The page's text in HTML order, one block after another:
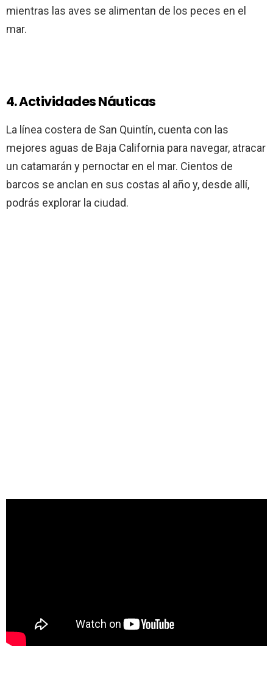
mientras las aves se alimentan de los peces en el
mar.
4. Actividades Náuticas
La línea costera de San Quintín, cuenta con las
mejores aguas de Baja California para navegar, atracar
un catamarán y pernoctar en el mar. Cientos de
barcos se anclan en sus costas al año y, desde allí,
podrás explorar la ciudad.